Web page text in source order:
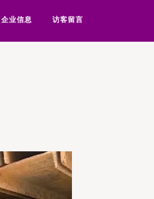
企业信息 访客留言